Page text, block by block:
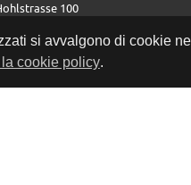
si avvalgono di cookie
cookie policy.
100
44 261 42 24
di apertura